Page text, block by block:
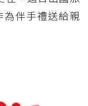
伴手禮送給親